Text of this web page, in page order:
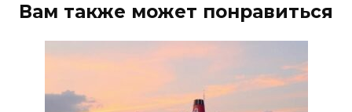
Вам также может понравиться